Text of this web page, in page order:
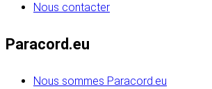
Nous contacter
Paracord.eu
Nous sommes Paracord.eu